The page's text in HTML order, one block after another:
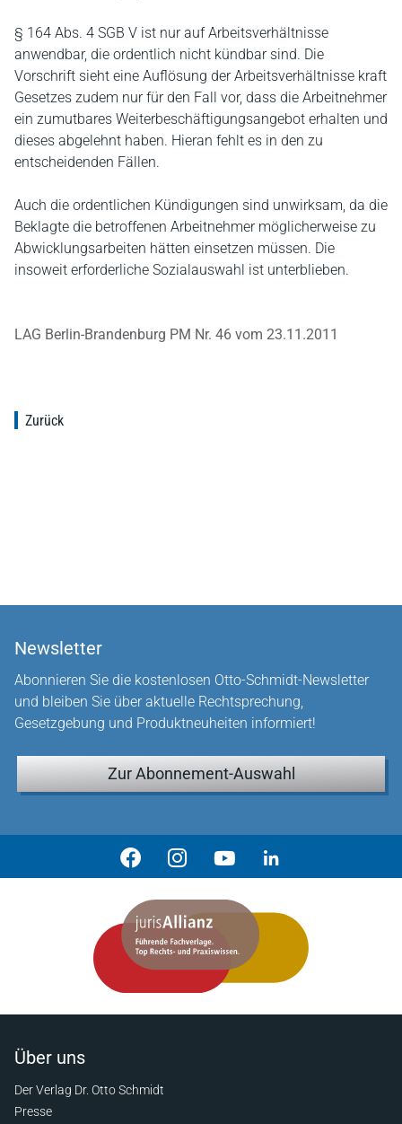
§ 164 Abs. 4 SGB V ist nur auf Arbeitsverhältnisse
anwendbar, die ordentlich nicht kündbar sind. Die
Vorschrift sieht eine Auflösung der Arbeitsverhältnisse kraft
Gesetzes zudem nur für den Fall vor, dass die Arbeitnehmer
ein zumutbares Weiterbeschäftigungsangebot erhalten und
dieses abgelehnt haben. Hieran fehlt es in den zu
entscheidenden Fällen.
Auch die ordentlichen Kündigungen sind unwirksam, da die
Beklagte die betroffenen Arbeitnehmer möglicherweise zu
Abwicklungsarbeiten hätten einsetzen müssen. Die
insoweit erforderliche Sozialauswahl ist unterblieben.
LAG Berlin-Brandenburg PM Nr. 46 vom 23.11.2011
Zurück
Newsletter
Abonnieren Sie die kostenlosen Otto-Schmidt-Newsletter
und bleiben Sie über aktuelle Rechtsprechung,
Gesetzgebung und Produktneuheiten informiert!
Zur Abonnement-Auswahl
Über uns
Der Verlag Dr. Otto Schmidt
Presse